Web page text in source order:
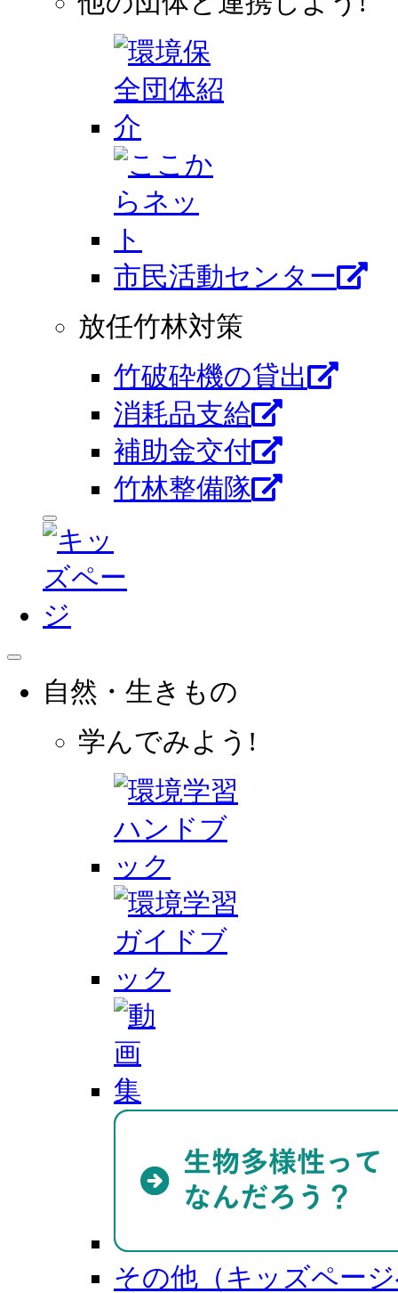
市⺠活動センター
放任竹林対策
竹破砕機の貸出
消耗品支給
補助金交付
竹林整備隊
自然・生きもの
学んでみよう!
その他（キッズペー